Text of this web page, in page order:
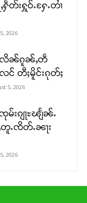
ႁဵတ်းႁူဝ်ႉႁႄႉတၢႆ
2026
လိၼ်ၵူၼ်ႇတဵ
င် တီႈမိူင်းၵုတ်ႈ
5, 2026
းၵျႃႊၽျႅၼ်ႉ
တူႉၸိတ်ႉၼႃး
2026